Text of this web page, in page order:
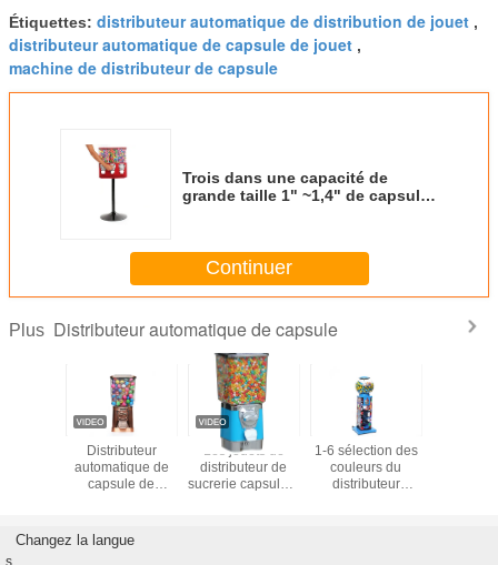
Étiquettes: distributeur automatique de distribution de jouet ,
distributeur automatique de capsule de jouet ,
machine de distributeur de capsule
Trois dans une capacité de
grande taille 1" ~1,4" de capsule
Continuer
Plus Distributeur automatique de capsule
Distributeur
automatique de
capsule de
enfants
Les jouets de
distributeur de
sucrerie capsulent
1-6 sélection des
couleurs du
distributeur
Changez la langue
s